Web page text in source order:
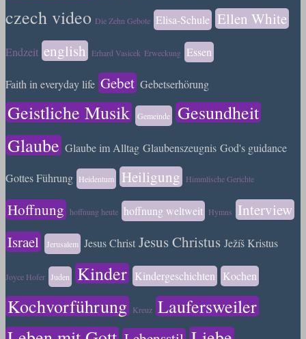
czech video Die Zehn Gebote Elisa-Schule Ellen White
Endzeit english Erhard Vasicek Erweckung Essen
Faith in everyday life Gebet Gebetserhörung
Geistliche Musik Gemeinde
Gesundheit
Glaube Glaube im Alltag Glaubenszeugnis God's guidance
Gottes Führung Heidentum Heiligung Himmlische Gerichte
Hoffnung hoffnung heute hoffnung weltweit Hymns
Interview
Israel
Jerusalem Jesus Christ Jesus Christus Ježíš Kristus
Joyce Hofer Juden Kinder Kindergeschichten Kochen
Kochvorführung Kreuz Laufersweiler